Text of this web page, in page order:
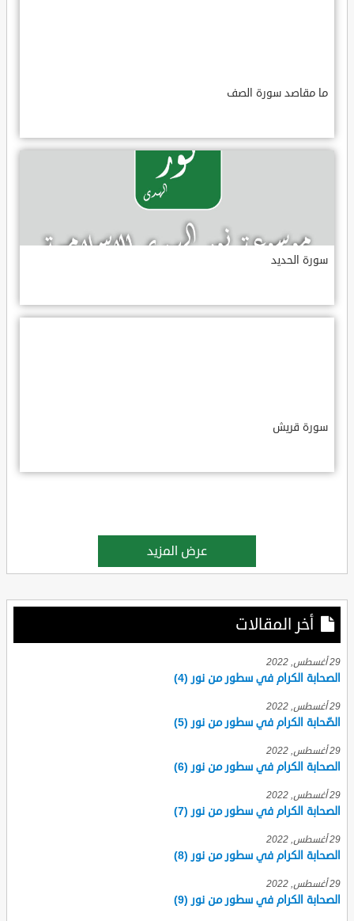
ما مقاصد سورة الصف
سورة الحديد
سورة قريش
عرض المزيد
أخر المقالات
29 أغسطس, 2022
الصحابة الكرام في سطور من نور (4)
29 أغسطس, 2022
الصّحابة الكرام في سطور من نور (5)
29 أغسطس, 2022
الصحابة الكرام في سطور من نور (6)
29 أغسطس, 2022
الصحابة الكرام في سطور من نور (7)
29 أغسطس, 2022
الصحابة الكرام في سطور من نور (8)
29 أغسطس, 2022
الصحابة الكرام في سطور من نور (9)